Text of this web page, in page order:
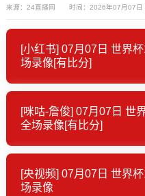
来源：24直播网 时间：2026年07月07日
[小红书] 07月07日 世界
场录像[有比分]
[咪咕-詹俊] 07月07日 世
全场录像[有比分]
[央视频] 07月07日 世界
场录像